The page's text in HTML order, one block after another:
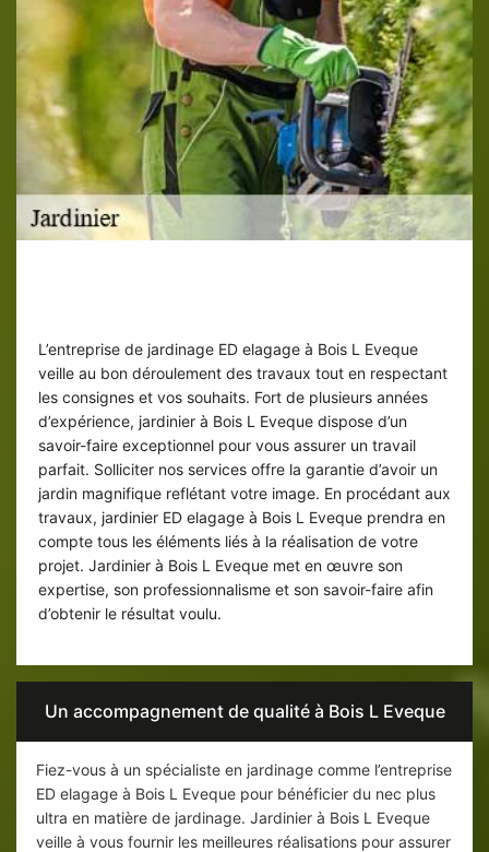
L’entreprise de jardinage ED elagage à Bois L Eveque
veille au bon déroulement des travaux tout en respectant
les consignes et vos souhaits. Fort de plusieurs années
d’expérience, jardinier à Bois L Eveque dispose d’un
savoir-faire exceptionnel pour vous assurer un travail
parfait. Solliciter nos services offre la garantie d’avoir un
jardin magnifique reflétant votre image. En procédant aux
travaux, jardinier ED elagage à Bois L Eveque prendra en
compte tous les éléments liés à la réalisation de votre
projet. Jardinier à Bois L Eveque met en œuvre son
expertise, son professionnalisme et son savoir-faire afin
d’obtenir le résultat voulu.
Un accompagnement de qualité à Bois L Eveque
Fiez-vous à un spécialiste en jardinage comme l’entreprise
ED elagage à Bois L Eveque pour bénéficier du nec plus
ultra en matière de jardinage. Jardinier à Bois L Eveque
veille à vous fournir les meilleures réalisations pour assurer